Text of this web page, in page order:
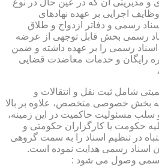
اجرایی بر عهده نهادهای
رسمی و دفاتر ازدواج و طلاق
رسمی بخش قابل توجهی از عرضه
رسمی را بر عهده داشته و ضمن
رایگان و خدمات معاضدت قضایی
شامل ثبت نقل و انتقالات و
بخش خصوصی متخصص، علاوه بر بالا
سلب مسئولیت حاکمیت در این زمینه،
حکومت یا کارگزاران حکومتی و
در تنظیم اسناد را به سمت گروهی
اسناد رسمی هدایت نموده است.
رسمی وصول می شود :